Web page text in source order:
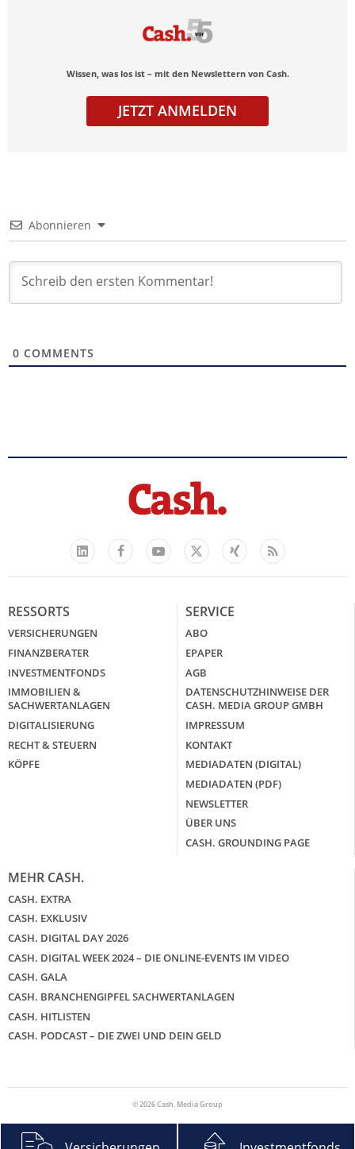
Wissen, was los ist – mit den Newslettern von Cash.
JETZT ANMELDEN
Abonnieren
0 COMMENTS
LinkedIn
FacebookYouTube
X
Xing Feed
RESSORTS
VERSICHERUNGEN
FINANZBERATER
INVESTMENTFONDS
IMMOBILIEN &
SACHWERTANLAGEN
DIGITALISIERUNG
RECHT & STEUERN
KÖPFE
SERVICE
ABO
EPAPER
AGB
DATENSCHUTZHINWEISE DER
CASH. MEDIA GROUP GMBH
IMPRESSUM
KONTAKT
MEDIADATEN (DIGITAL)
MEDIADATEN (PDF)
NEWSLETTER
ÜBER UNS
CASH. GROUNDING PAGE
MEHR CASH.
CASH. EXTRA
CASH. EXKLUSIV
CASH. DIGITAL DAY 2026
CASH. DIGITAL WEEK 2024 – DIE ONLINE-EVENTS IM VIDEO
CASH. GALA
CASH. BRANCHENGIPFEL SACHWERTANLAGEN
CASH. HITLISTEN
CASH. PODCAST – DIE ZWEI UND DEIN GELD
© 2026 Cash. Media Group